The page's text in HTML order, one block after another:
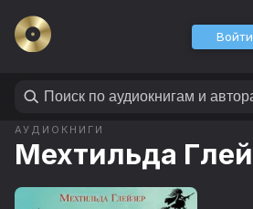
Войти
АУДИОКНИГИ
Мехтильда